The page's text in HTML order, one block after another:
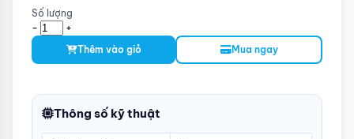
Số lượng
- +
Thêm vào giỏ Mua ngay
Thông số kỹ thuật